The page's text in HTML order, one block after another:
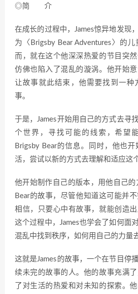
◎简 介
在成长的过程中，James惊异地发现
为〈Brigsby Bear Adventures〉的
而，就在这个他深深热爱的节目突
仿佛也陷入了混乱的漩涡。他开始
让故事就此结束，他需要找到一种
事。
于是，James开始用自己的方式去寻
个世界，寻找可能的线索，希望
Brigsby Bear的信息。同时，他也
活，尝试以新的方式去理解和适应这
他开始制作自己的版本，用他自己
Bear的故事，尽管他知道这可能并
相信，只要心中有故事，就能创造
这个过程中，James也学会了如何面
混乱中找到秩序，如何用自己的力量
这就是James的故事，一个在节目停
续未完的故事的人。他的故事充满
了对生活的热爱和对未知的探索。